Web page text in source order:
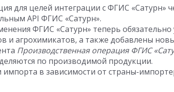
для целей интеграции с ФГИС «Сатурн»
API ФГИС «Сатурн».
ФГИС «Сатурн» теперь обязательно
и агрохимикатов, а также добавлены
Производственная операция ФГИС
по производимой продукции.
в зависимости от страны-